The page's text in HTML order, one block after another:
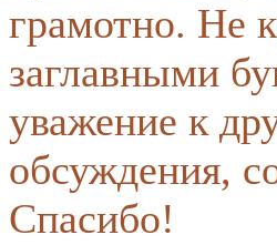
грамотно. Не
заглавными
уважение к
обсуждения,
Спасибо!